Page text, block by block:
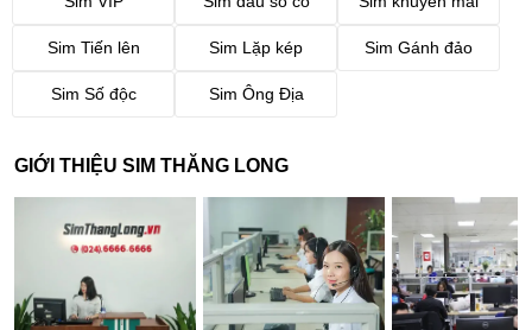
Sim Tiến lên Sim Lặp kép Sim Gánh đảo
Sim Số độc Sim Ông Địa
GIỚI THIỆU SIM THĂNG LONG